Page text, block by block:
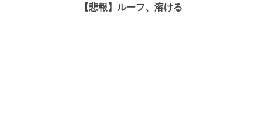
【悲報】ルーフ、溶ける